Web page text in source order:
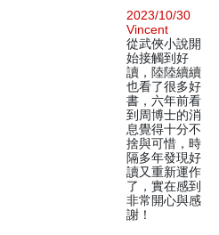
2023/10/30
Vincent
從武俠小說開
始接觸到好
讀，陸陸續續
也看了很多好
書，六年前看
到周博士的消
息覺得十分不
捨與可惜，時
隔多年發現好
讀又重新運作
了，實在感到
非常開心與感
謝！